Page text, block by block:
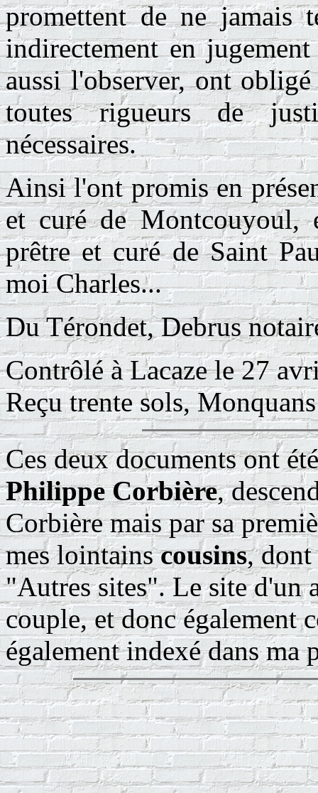
promettent de ne jamais
indirectement en
aussi l'observer, ont
toutes rigueurs de
nécessaires.
Ainsi l'ont promis en
et curé de Montcouyoul,
prêtre et curé de Saint
moi Charles...
Du Térondet, Debrus
Contrôlé à Lacaze le 27
Reçu trente sols, Monquans
Ces deux documents ont
Philippe Corbière,
Corbière mais par sa
mes lointainscousins, dont
"Autres sites". Le site d'un
couple, et donc également
également indexé dans ma